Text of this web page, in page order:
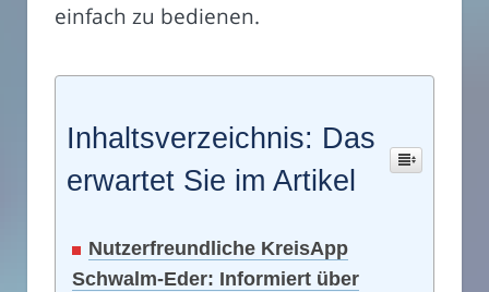
einfach zu bedienen.
Inhaltsverzeichnis: Das
erwartet Sie im Artikel
Nutzerfreundliche KreisApp
Schwalm-Eder: Informiert über